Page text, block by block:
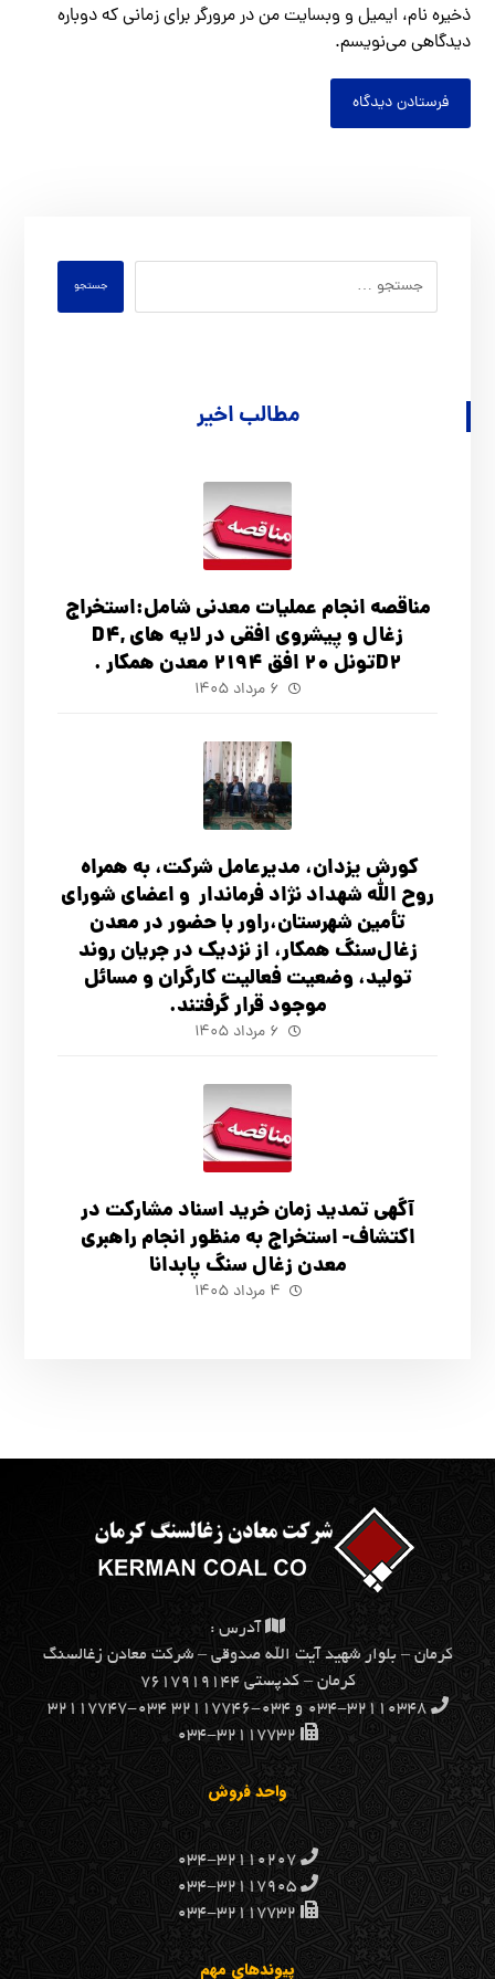
ذخیره نام، ایمیل و وبسایت من در مرورگر برای زمانی که دوباره
دیدگاهی می‌نویسم.
فرستادن دیدگاه
جستجو
مطالب اخیر
مناقصه انجام عملیات معدنی شامل:استخراج
زغال و پیشروی افقی در لایه های D4,
D2تونل 20 افق 2194 معدن همکار .
۶ مرداد ۱۴۰۵
کورش یزدان، مدیرعامل شرکت، به همراه
روح الله شهداد نژاد فرماندار و اعضای شورای
تأ‌مین شهرستان،راور با حضور در معدن
زغال‌سنگ همکار، از نزدیک در جریان روند
تولید، وضعیت فعالیت کارگران و مسائل
موجود قرار گرفتند.
۶ مرداد ۱۴۰۵
آگهي تمدید زمان خرید اسناد مشارکت در
اکتشاف- استخراج به منظور انجام راهبری
معدن زغال سنگ پابدانا
۴ مرداد ۱۴۰۵
آدرس :
كرمان – بلوار شهيد آيت الله صدوقي – شركت معادن زغالسنگ
كرمان – کدپستی ۷۶۱۷۹۱۹۱۴۴
۰۳۴-۳۲۱۱۰۳۴۸ و ۰۳۴-۳۲۱۱۷۷۴۶ ۰۳۴-۳۲۱۱۷۷۴۷
۰۳۴-۳۲۱۱۷۷۳۲
واحد فروش
۰۳۴-۳۲۱۱۰۲۰۷
۰۳۴-۳۲۱۱۷۹۰۵
۰۳۴-۳۲۱۱۷۷۳۲
پیوندهای مهم